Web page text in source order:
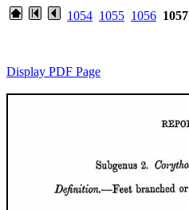
1054 1055 1056 1057
Display PDF Page